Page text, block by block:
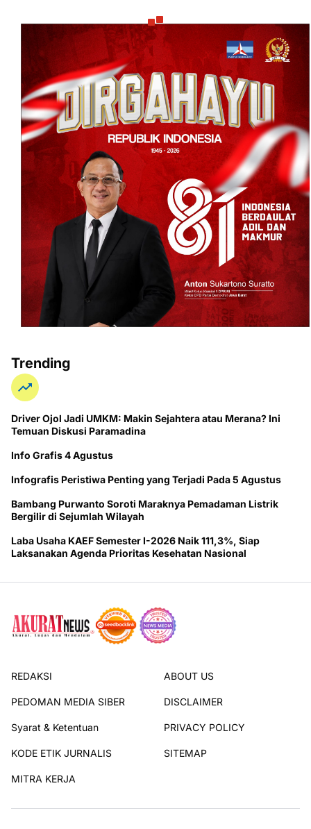
Trending
Driver Ojol Jadi UMKM: Makin Sejahtera atau Merana? Ini
Temuan Diskusi Paramadina
Info Grafis 4 Agustus
Infografis Peristiwa Penting yang Terjadi Pada 5 Agustus
Bambang Purwanto Soroti Maraknya Pemadaman Listrik
Bergilir di Sejumlah Wilayah
Laba Usaha KAEF Semester I-2026 Naik 111,3%, Siap
Laksanakan Agenda Prioritas Kesehatan Nasional
REDAKSI ABOUT US
PEDOMAN MEDIA SIBER DISCLAIMER
Syarat & Ketentuan PRIVACY POLICY
KODE ETIK JURNALIS SITEMAP
MITRA KERJA